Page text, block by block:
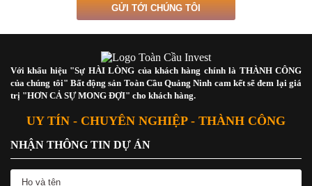
Với khẩu hiệu "Sự HÀI LÒNG của khách hàng chính là THÀNH CÔNG
của chúng tôi" Bất động sản Toàn Cầu Quảng Ninh cam kết sẽ đem lại giá
trị "HƠN CẢ SỰ MONG ĐỢI" cho khách hàng.
UY TÍN - CHUYÊN NGHIỆP - THÀNH CÔNG
NHẬN THÔNG TIN DỰ ÁN